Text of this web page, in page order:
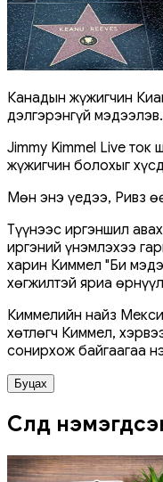
Канадын жүжигчин
дэлгэрэнгүй мэдээлэв.
Jimmy Kimmel Live ток
жүжигчин болохыг
Мөн энэ үедээ, Ривз
Түүнээс иргэншил
иргэний үнэмлэхээ
харин Киммел "Би
хөгжилтэй яриа
Киммелийн найз
хөтлөгч Киммел,
сонирхож байгаагаа
Буцах
Сүүлд